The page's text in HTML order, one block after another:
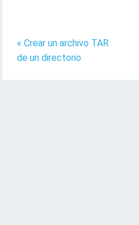
« Crear un archivo TAR
de un directorio